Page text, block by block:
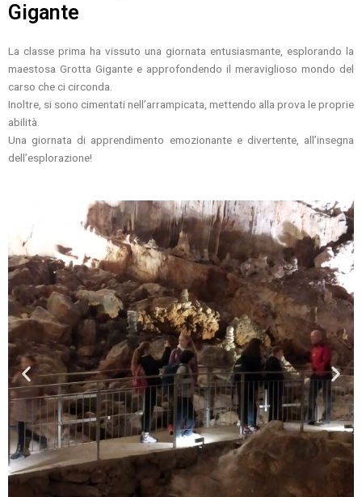
Gigante
La classe prima ha vissuto una giornata entusiasmante, esplorando la
maestosa Grotta Gigante e approfondendo il meraviglioso mondo del
carso che ci circonda.
Inoltre, si sono cimentati nell’arrampicata, mettendo alla prova le proprie
abilità.
Una giornata di apprendimento emozionante e divertente, all’insegna
dell’esplorazione!